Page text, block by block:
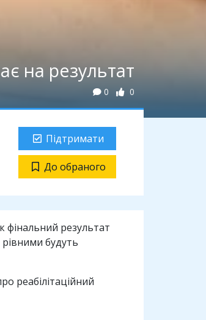
на результат
0 0
Підтримати
До обраного
фінальний результат
будуть
реабілітаційний